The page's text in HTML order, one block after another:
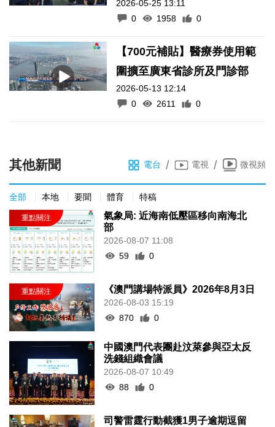
2026-05-25 13:11
0
1958 0
【700元補貼】醫療券使用範
圍擴至廣東省診所及門診部
2026-05-13 12:14
0
2611 0
其他新聞 電台 / 電視 / 微視頻
全部 本地 要聞 體育 特稿
氣象局: 近海南低壓區移向南海北
部
2026-08-07 11:08
59
0
《澳門講場特派員》2026年8月3日
2026-08-03 15:19
870
0
中國澳門代表團赴汶萊參與亞太反
洗錢組織會議
2026-08-07 10:49
88
0
司警雷霆行動截獲1男子逾期逗留